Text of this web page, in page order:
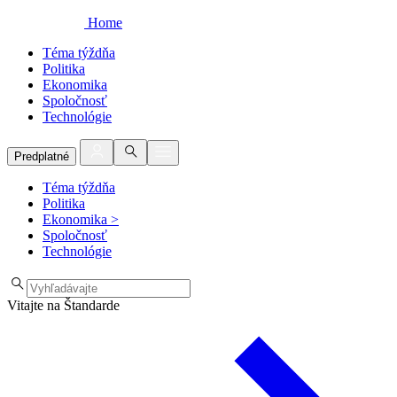
Home
Téma týždňa
Politika
Ekonomika
Spoločnosť
Technológie
Predplatné
Téma týždňa
Politika
Ekonomika >
Spoločnosť
Technológie
Vitajte na Štandarde